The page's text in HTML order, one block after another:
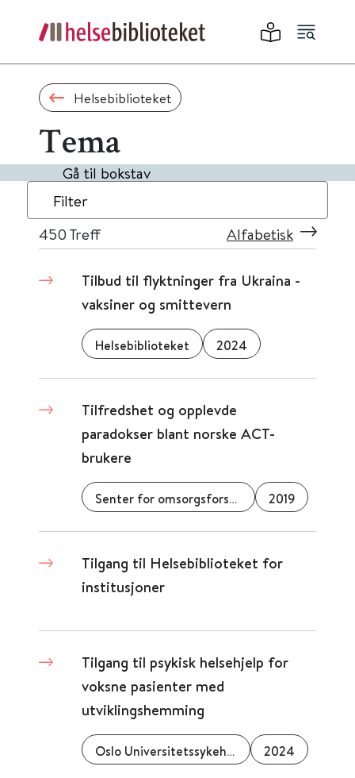
Helsebiblioteket
Tema
Gå til bokstav
Filter
450 Treff Alfabetisk
Tilbud til flyktninger fra Ukraina -
vaksiner og smittevern
Helsebiblioteket 2024
Tilfredshet og opplevde
paradokser blant norske ACT-
brukere
Senter for omsorgsforskning 2019
Tilgang til Helsebiblioteket for
institusjoner
Tilgang til psykisk helsehjelp for
voksne pasienter med
utviklingshemming
Oslo Universitetssykehus 2024